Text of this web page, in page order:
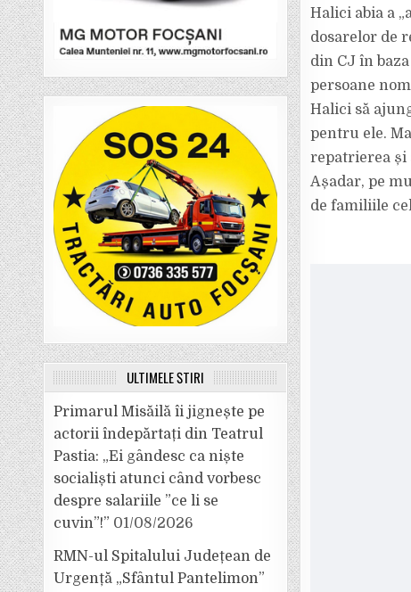
Halici abia a
dosarelor de
din CJ în
persoane
Halici să
pentru ele.
repatrierea și
Așadar, pe
de familiile
ULTIMELE ȘTIRI
Primarul Misăilă îi jignește pe
actorii îndepărtați din Teatrul
Pastia: „Ei gândesc ca niște
socialiști atunci când vorbesc
despre salariile ”ce li se
cuvin”!” 01/08/2026
RMN-ul Spitalului Județean de
Urgență „Sfântul Pantelimon”